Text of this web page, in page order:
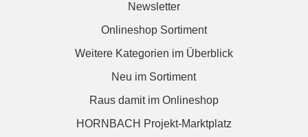
Newsletter
Onlineshop Sortiment
Weitere Kategorien im Überblick
Neu im Sortiment
Raus damit im Onlineshop
HORNBACH Projekt-Marktplatz